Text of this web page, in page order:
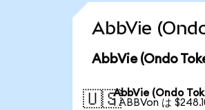
AbbVie (Ondo
AbbVie (Ondo
🇺🇸AbbVie (Ondo
1 ABBVon は